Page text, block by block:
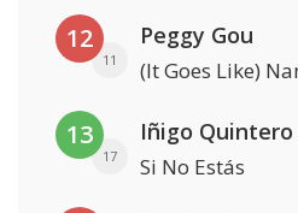
12
11
Peggy Gou
(It Goes Like)
13
17
Iñigo Quintero
Si No Estás